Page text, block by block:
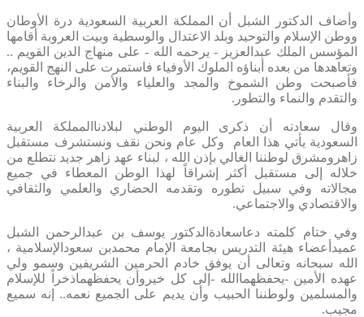
وأضاف الدكتور الشبل أن المملكة العربية السعودية درة الأوطان
ووطن الإسلام والتوحيد وبلد الاعتدال والوسطية وبيت العروبة أقامها
المؤسس الملك عبدالعزيز - يرحمه الله - على منهاج الدين القويم ..
وتعاهدها من بعده أبناؤه الملوك الأوفياء فاستمرت على النهج القويم،
فأصبحت وطن الشموخ والمجد والعلياء والأمن والرخاء والبناء
والتقدم والنماء والتطور.
وقال سعادته أن ذكرى اليوم الوطني لبلادناالمملكة العربية
السعودية يأتي هذا العام وكل عام ونحن نقف ونستشرف مستقبل
زاهرومشرق لوطننا الغالي بإذن الله ، لبناء عهد زاهر جديد نتطلع من
خلاله إلى مستقبل أكثر إشراقاً لهذا الوطن المعطاء في جميع
مجالاته وفي سبيل تطوره وتقدمه الحضاري والعلمي والثقافي
والاقتصادي والاجتماعي.
وفي ختام كلمته دعاسعادةالدكتور يوسف بن عبدالرحمن الشبل
عميدأعضاء هيئة التدريس بجامعة الإمام محمدبن سعودالإسلامية ،
الله سبحانه وتعالى أن يوفق خادم الحرمين الشريفين وسمو ولي
عهده الأمين -يحفظهماالله -إلى كل خيروأن يحفظهماذخراً للإسلام
والمسلمين ولوطننا الحبيب وأن يديم على الجميع نعمه.. إنه سميع
مجيب.